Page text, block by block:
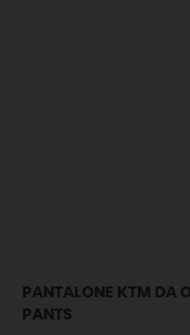
PANTALONE KTM DA
PANTS